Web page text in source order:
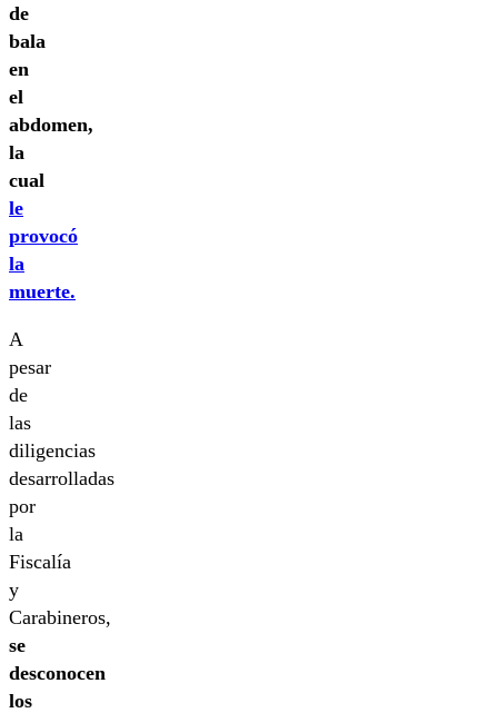
de
bala
en
el
abdomen,
la
cual
le
provocó
la
muerte.
A
pesar
de
las
diligencias
desarrolladas
por
la
Fiscalía
y
Carabineros,
se
desconocen
los